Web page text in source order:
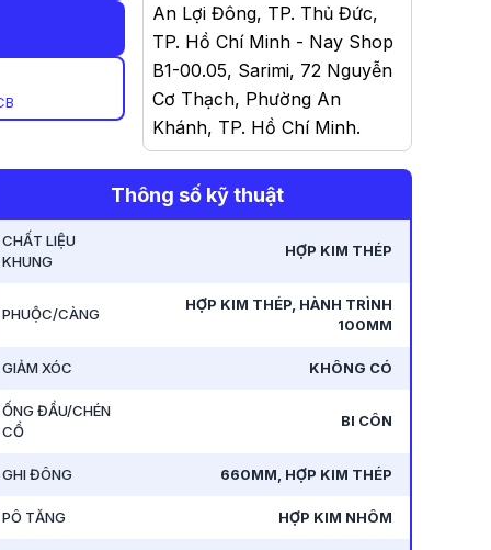
An Lợi Đông, TP. Thủ Đức,
TP. Hồ Chí Minh - Nay Shop
B1-00.05, Sarimi, 72 Nguyễn
Cơ Thạch, Phường An
Khánh, TP. Hồ Chí Minh.
585 Nguyễn Duy Trinh,
Phường Bình Trưng Đông,
TP. Thủ Đức, TP. Hồ Chí
Trinh, Phường Bình Trưng,
Quận 3, TP. Hồ Chí Minh -
Võ Thị Sáu, TP. Hồ Chí Minh
100 Hải Thượng Lãn Ông,
Thông số kỹ thuật
CHẤT LIỆU
KHUNG
HỢP KIM THÉP
PHUỘC/CÀNG
HỢP KIM THÉP, HÀNH TRÌNH
100MM
GIẢM XÓC KHÔNG CÓ
ỐNG ĐẦU/CHÉN
CỔ
BI CÔN
GHI ĐÔNG 660MM, HỢP KIM THÉP
PÔ TĂNG HỢP KIM NHÔM